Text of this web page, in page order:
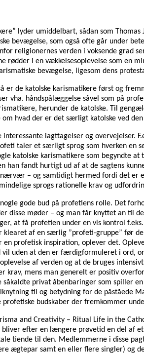
lyder umiddelbart, sådan som
bevægelse, som også ofte går under
religionernes verden i voksende grad
rødder i en vækkelsesoplevelse som en
bevægelse, ligesom dens
er de katolske karismatikere først og
vha. håndspålæggelse såvel som på
herunder de katolske. Til
hvad der er det særligt katolske ved
interessante iagttagelser og
taler et særligt sprog som hverken en
katolske karismatikere som begyndte
han fandt hurtigt ud af at de sagtens
– og samtidigt hermed fordi det er
sprogs rationelle krav og
nogle gode bud på profetiens rolle. Det
disse møder – og man får knyttet an til
at få profetien under en vis kontrol
af en særlig ”profeti-gruppe” før
en profetisk inspiration, oplever det.
vil uden at den er færdigformuleret i ord,
af verden og at de bruges
krav, mens man generelt er positiv
privat åbenbaringer som spiller
til og betydning for de påståede
budskaber der fremkommer
and Creativity – Ritual Life in the
bliver efter en længere prøvetid en del af
tiende til den. Medlemmerne i disse
ægtepar samt en eller flere singler) og